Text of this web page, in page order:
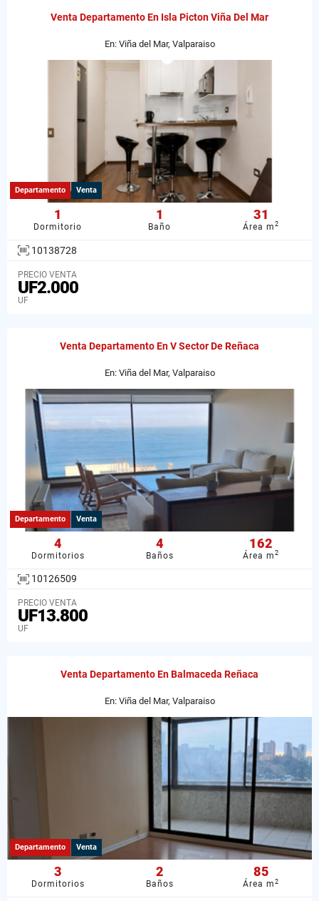
Venta Departamento En Isla Picton Viña Del Mar
En: Viña del Mar, Valparaiso
Departamento Venta
1
Dormitorio
1
Baño
31
Área m2
10138728
PRECIO VENTA
UF2.000
UF
Venta Departamento En V Sector De Reñaca
En: Viña del Mar, Valparaiso
Departamento Venta
4
Dormitorios
4
Baños
162
Área m2
10126509
PRECIO VENTA
UF13.800
UF
Venta Departamento En Balmaceda Reñaca
En: Viña del Mar, Valparaiso
Departamento Venta
3
Dormitorios
2
Baños
85
Área m2